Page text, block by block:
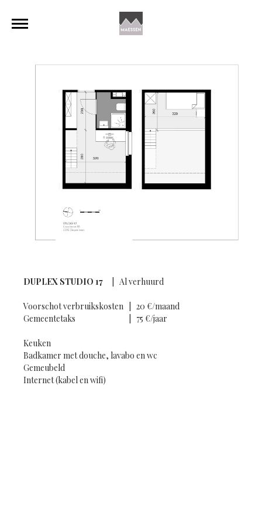
DUPLEX STUDIO 17 | Al verhuurd
Voorschot verbruikskosten
20 €/maand
Gemeentetaks
75 €/jaar
​Keuken
​Badkamer met douche, lavabo en wc
Gemeubeld
Internet (kabel en wifi)